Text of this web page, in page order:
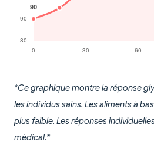
*Ce graphique montre la réponse
les individus sains. Les aliments à
plus faible. Les réponses
médical.*